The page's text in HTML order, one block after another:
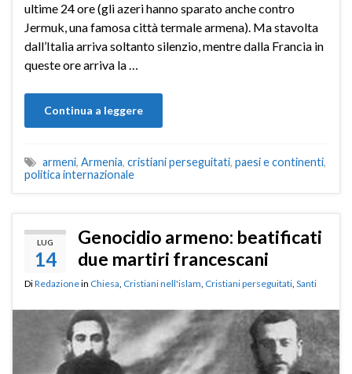
ultime 24 ore (gli azeri hanno sparato anche contro
Jermuk, una famosa città termale armena). Ma stavolta
dall’Italia arriva soltanto silenzio, mentre dalla Francia in
queste ore arriva la …
Continua a leggere
armeni, Armenia, cristiani perseguitati, paesi e continenti,
politica internazionale
LUG
14
Genocidio armeno: beatificati
due martiri francescani
DiRedazionein Chiesa, Cristiani nell'islam, Cristiani perseguitati, Santi